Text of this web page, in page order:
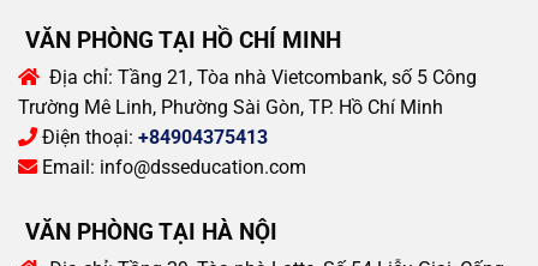
VĂN PHÒNG TẠI HỒ CHÍ MINH
Địa chỉ: Tầng 21, Tòa nhà Vietcombank, số 5 Công
Trường Mê Linh, Phường Sài Gòn, TP. Hồ Chí Minh
Điện thoại: +84904375413
Email: info@dsseducation.com
VĂN PHÒNG TẠI HÀ NỘI